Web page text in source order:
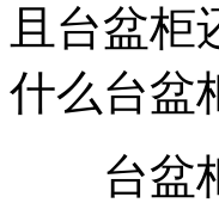
且台盆
什么台盆
台盆柜